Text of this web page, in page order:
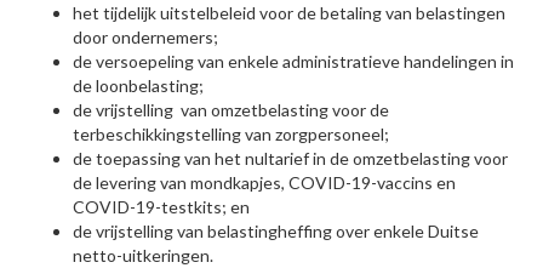
het tijdelijk uitstelbeleid voor de betaling van belastingen
door ondernemers;
de versoepeling van enkele administratieve handelingen in
de loonbelasting;
de vrijstelling van omzetbelasting voor de
terbeschikkingstelling van zorgpersoneel;
de toepassing van het nultarief in de omzetbelasting voor
de levering van mondkapjes, COVID-19-vaccins en
COVID-19-testkits; en
de vrijstelling van belastingheffing over enkele Duitse
netto-uitkeringen.